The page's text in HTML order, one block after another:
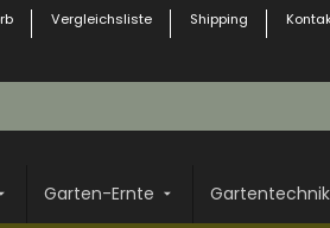
Vergleichsliste Shipping
Garten-Ernte Gartentechnik